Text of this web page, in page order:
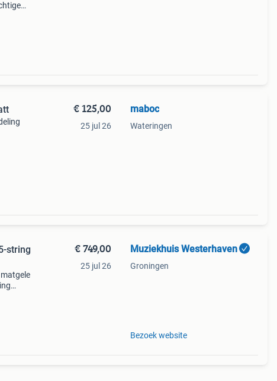
€ 125,00
25 jul 26
maboc
Wateringen
string
€ 749,00
25 jul 26
Muziekhuis Westerhaven
Groningen
Bezoek website